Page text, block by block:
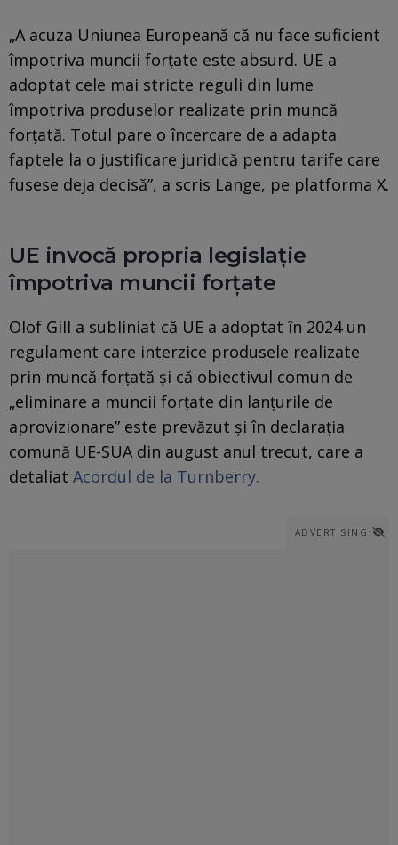
„A acuza Uniunea Europeană că nu face suficient
împotriva muncii forțate este absurd. UE a
adoptat cele mai stricte reguli din lume
împotriva produselor realizate prin muncă
forțată. Totul pare o încercare de a adapta
faptele la o justificare juridică pentru tarife care
fusese deja decisă”, a scris Lange, pe platforma X.
UE invocă propria legislație
împotriva muncii forțate
Olof Gill a subliniat că UE a adoptat în 2024 un
regulament care interzice produsele realizate
prin muncă forțată și că obiectivul comun de
„eliminare a muncii forțate din lanțurile de
aprovizionare” este prevăzut și în declarația
comună UE-SUA din august anul trecut, care a
detaliat Acordul de la Turnberry.
ADVERTISING